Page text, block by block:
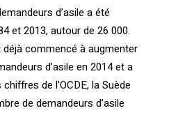
d’asile a été
et 2013, autour de 26 000.
commencé à augmenter
d’asile en 2014 et a
de l’OCDE, la Suède
de demandeurs d’asile